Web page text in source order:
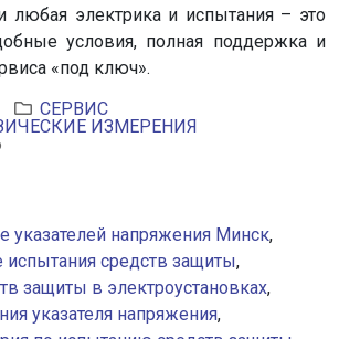
любая электрика и испытания – это
условия, полная поддержка и
«под ключ».
СЕРВИС
ИЗМЕРЕНИЯ
указателей напряжения Минск,
средств защиты,
защиты в электроустановках,
указателя напряжения,